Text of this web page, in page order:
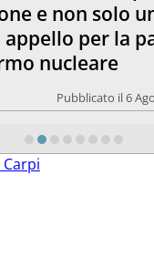
teologo, “un
coerente fino
Pubblicato il 6